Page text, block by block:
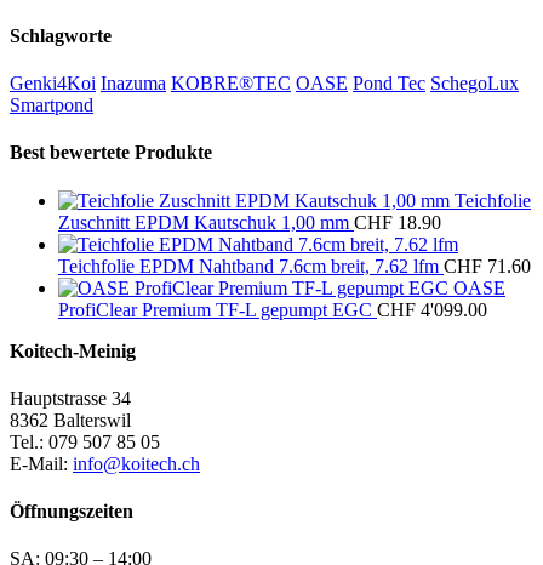
Schlagworte
Genki4Koi Inazuma KOBRE®TEC OASE Pond Tec SchegoLux
Smartpond
Best bewertete Produkte
Teichfolie
Zuschnitt EPDM Kautschuk 1,00 mm CHF 18.90
Teichfolie EPDM Nahtband 7.6cm breit, 7.62 lfm CHF 71.60
OASE
ProfiClear Premium TF-L gepumpt EGC CHF 4'099.00
Koitech-Meinig
Hauptstrasse 34
8362 Balterswil
Tel.: 079 507 85 05
E-Mail: info@koitech.ch
Öffnungszeiten
SA: 09:30 – 14:00